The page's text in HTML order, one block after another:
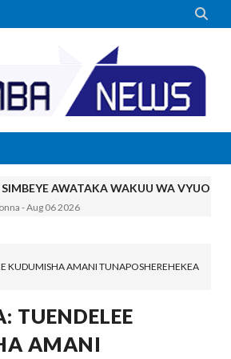

AWATAKA WAKUU WA VYUO
-Aug 06 2026
SERIKALI INATAMBUA MCHANGO WA
RAIS SAMIA, MUSEVEN
OSCAR ASSENGA-Aug 06 2026
YATOA ELIMU YA URASIMISHAJI
KUDUMISHA AMANI TUNAPOSHEREHEKEA
TUENDELEE
AMANI